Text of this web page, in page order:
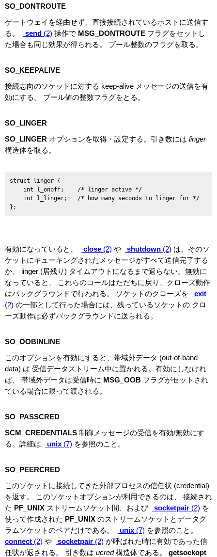
SO_DONTROUTE
ゲートウェイを経由せず、直接接続されているホストに送信す
る。
send (2) 操作で MSG_DONTROUTE フラグをセットし
た場合も同じ効果が得られる。 ブール整数のフラグを取る。
SO_KEEPALIVE
接続志向のソケットに対する keep-alive メッセージの送信を有
効にする。 ブール値の整数フラグをとる。
SO_LINGER
SO_LINGER オプションを取得・設定する。引き数には linger
構造体を取る。
struct linger {
    int l_onoff;    /* linger active */
    int l_linger;   /* how many seconds to linger for */
有効になっていると、 close (2) や shutdown (2) は、そのソ
ケットにキューキングされたメッセージがすべて送信完了する
か、 linger (居残り) タイムアウトになるまで返らない。無効に
なっていると、 これらのコールはただちに戻り、クローズ動作
はバックグラウンドで行われる。 ソケットのクローズを
exit
(2) の一部として行った場合には、残っているソケットの クロ
ーズ動作は必ずバックグラウンドに送られる。
SO_OOBINLINE
このオプションを有効にすると、帯域外データ (out-of-band
data) は 受信データストリーム中に置かれる。有効にしなけれ
ば、 帯域外データは受信時に MSG_OOB フラグがセットされ
ている場合に限って渡される。
SO_PASSCRED
SCM_CREDENTIALS 制御メッセージの受信を有効/無効にす
る。詳細は
unix (7) を参照のこと。
SO_PEERCRED
このソケットに接続してきた外部プロセスの信任状 (credential)
を返す。 このソケットオプションが利用できるのは、 接続され
た PF_UNIX ストリームソケット間、および socketpair (2) を
使って作成された PF_UNIX のストリームソケットとデータグ
ラムソケットのペアだけである。
unix (7) を参照のこと。
connect (2) や socketpair (2) が呼ばれた時に有効であった信
任状が返される。 引き数は ucred構造体である。 getsockopt